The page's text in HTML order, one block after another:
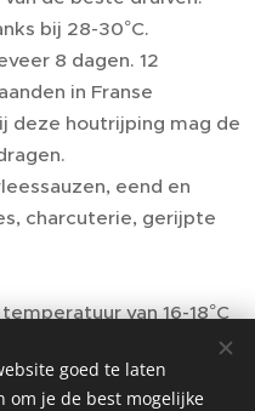
bij 28-30°C.
8 dagen. 12
in Franse
deze houtrijping mag de
eend en
charcuterie, gerijpte
van 16-18°C
goed te laten
om je de best mogelijke